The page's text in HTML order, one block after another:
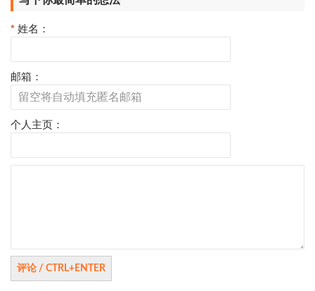
* 姓名：
邮箱：
个人主页：